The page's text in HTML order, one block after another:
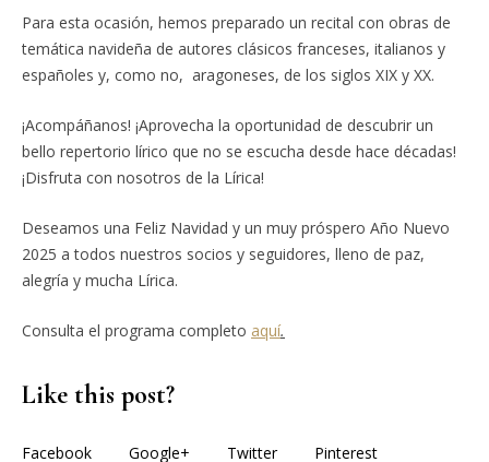
Para esta ocasión, hemos preparado un recital con obras de
temática navideña de autores clásicos franceses, italianos y
españoles y, como no, aragoneses, de los siglos XIX y XX.
¡Acompáñanos! ¡Aprovecha la oportunidad de descubrir un
bello repertorio lírico que no se escucha desde hace décadas!
¡Disfruta con nosotros de la Lírica!
Deseamos una Feliz Navidad y un muy próspero Año Nuevo
2025 a todos nuestros socios y seguidores, lleno de paz,
alegría y mucha Lírica.
Consulta el programa completo aquí.
Like this post?
Facebook Google+ Twitter Pinterest